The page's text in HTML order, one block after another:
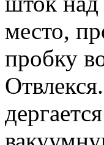
место,
пробку